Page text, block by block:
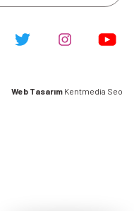
Web Tasarım Kentmedia Seo